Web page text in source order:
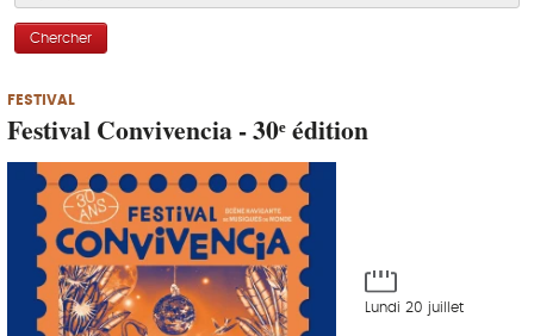
Chercher
FESTIVAL
Festival Convivencia - 30ᵉ édition
Lundi 20 juillet